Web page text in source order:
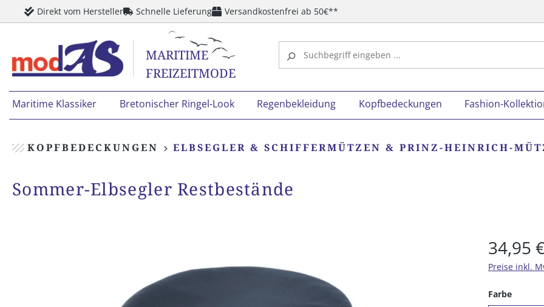
Zur Hauptnavigation springen
Direkt vom Hersteller Schnelle Lieferung Versandkostenfrei ab 50€**
MARITIME
FREIZEITMODE
Maritime Klassiker Bretonischer Ringel-Look Regenbekleidung Kopfbedeckungen Fashion-
KOPFBEDECKUNGEN ELBSEGLER & SCHIFFERMÜTZEN & PRINZ-HEINRICH-
Sommer-Elbsegler Restbestände
34,95
Preise inkl.
Farbe